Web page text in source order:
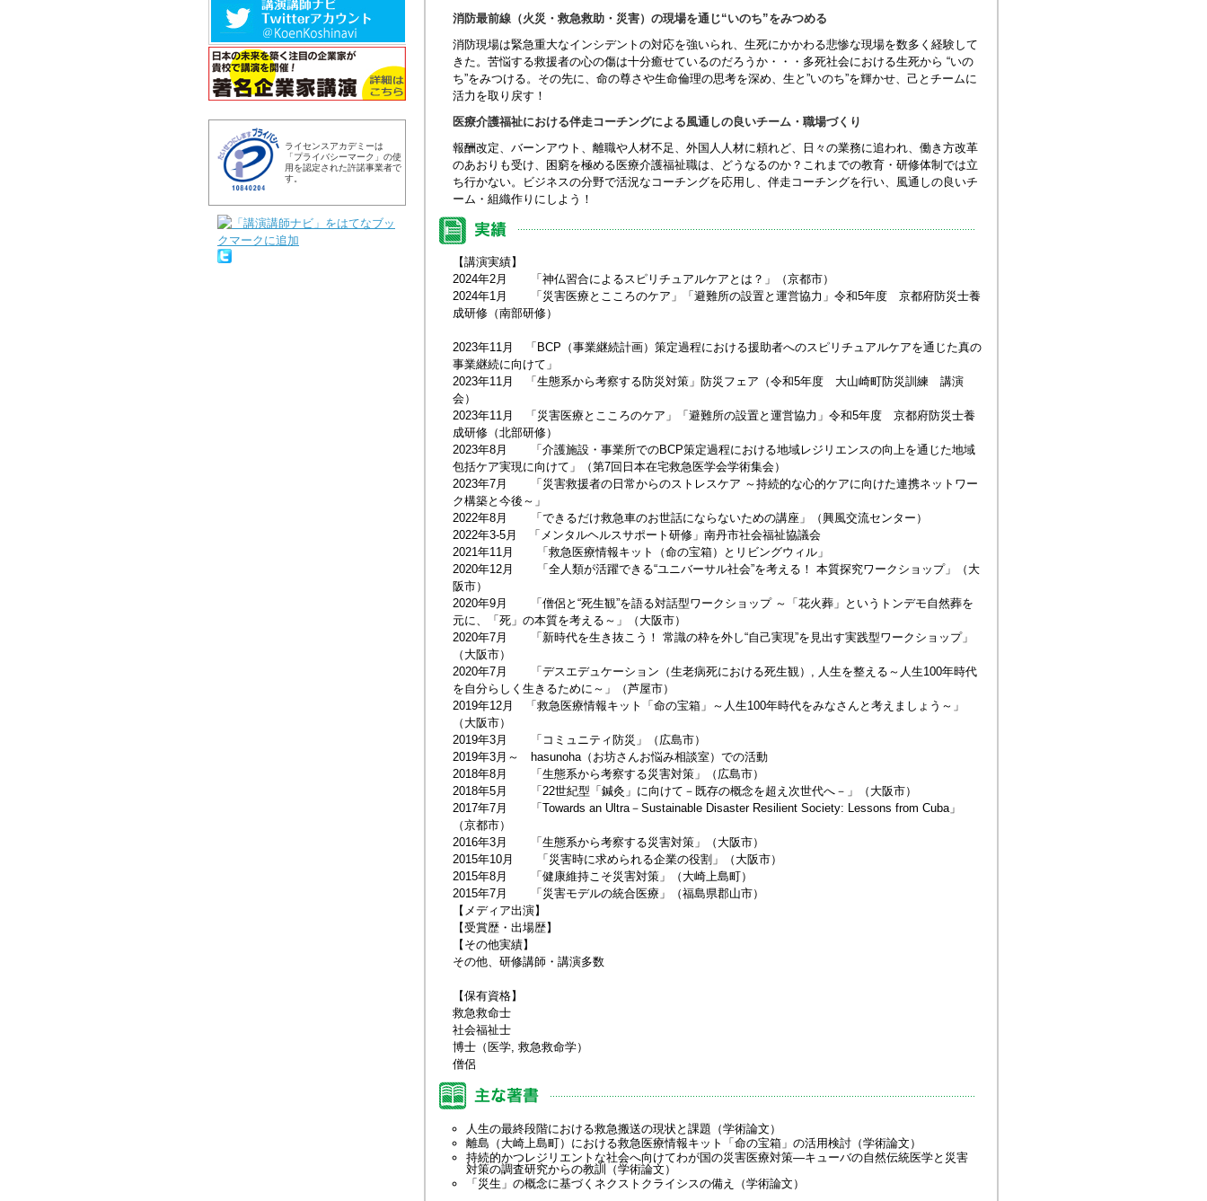
ライセンスアカデミーは
「プライバシーマーク」の使
用を認定された許諾事業者で
す。
消防最前線（火災・救急救助・災害）の現場を通じ“いのち”をみつめる
消防現場は緊急重大なインシデントの対応を強いられ、生死にかかわる悲惨な現場を数多く経験して
きた。苦悩する救援者の心の傷は十分癒せているのだろうか・・・多死社会における生死から “いの
ち”をみつける。その先に、命の尊さや生命倫理の思考を深め、生と”いのち”を輝かせ、己とチームに
活力を取り戻す！
医療介護福祉における伴走コーチングによる風通しの良いチーム・職場づくり
報酬改定、バーンアウト、離職や人材不足、外国人人材に頼れど、日々の業務に追われ、働き方改革
のあおりも受け、困窮を極める医療介護福祉職は、どうなるのか？これまでの教育・研修体制では立
ち行かない。ビジネスの分野で活況なコーチングを応用し、伴走コーチングを行い、風通しの良いチ
ーム・組織作りにしよう！
【講演実績】
2024年2月 「神仏習合によるスピリチュアルケアとは？」（京都市）
2024年1月 「災害医療とこころのケア」「避難所の設置と運営協力」令和5年度 京都府防災士養
成研修（南部研修）
2023年11月 「BCP（事業継続計画）策定過程における援助者へのスピリチュアルケアを通じた真の
事業継続に向けて」
2023年11月 「生態系から考察する防災対策」防災フェア（令和5年度 大山崎町防災訓練 講演
会）
2023年11月 「災害医療とこころのケア」「避難所の設置と運営協力」令和5年度 京都府防災士養
成研修（北部研修）
2023年8月 「介護施設・事業所でのBCP策定過程における地域レジリエンスの向上を通じた地域
包括ケア実現に向けて」（第7回日本在宅救急医学会学術集会）
2023年7月 「災害救援者の日常からのストレスケア ～持続的な心的ケアに向けた連携ネットワー
ク構築と今後～」
2022年8月 「できるだけ救急車のお世話にならないための講座」（興風交流センター）
2022年3-5月 「メンタルヘルスサポート研修」南丹市社会福祉協議会
2021年11月 「救急医療情報キット（命の宝箱）とリビングウィル」
2020年12月 「全人類が活躍できる“ユニバーサル社会”を考える！ 本質探究ワークショップ」（大
阪市）
2020年9月 「僧侶と“死生観”を語る対話型ワークショップ ～「花火葬」というトンデモ自然葬を
元に、「死」の本質を考える～」（大阪市）
2020年7月 「新時代を生き抜こう！ 常識の枠を外し“自己実現”を見出す実践型ワークショップ」
（大阪市）
2020年7月 「デスエデュケーション（生老病死における死生観）, 人生を整える～人生100年時代
を自分らしく生きるために～」（芦屋市）
2019年12月 「救急医療情報キット「命の宝箱」～人生100年時代をみなさんと考えましょう～」
（大阪市）
2019年3月 「コミュニティ防災」（広島市）
2019年3月～ hasunoha（お坊さんお悩み相談室）での活動
2018年8月 「生態系から考察する災害対策」（広島市）
2018年5月 「22世紀型「鍼灸」に向けて－既存の概念を超え次世代へ－」（大阪市）
2017年7月 「Towards an Ultra－Sustainable Disaster Resilient Society: Lessons from Cuba」
（京都市）
2016年3月 「生態系から考察する災害対策」（大阪市）
2015年10月 「災害時に求められる企業の役割」（大阪市）
2015年8月 「健康維持こそ災害対策」（大崎上島町）
2015年7月 「災害モデルの統合医療」（福島県郡山市）
【メディア出演】
【受賞歴・出場歴】
【その他実績】
その他、研修講師・講演多数
【保有資格】
救急救命士
社会福祉士
博士（医学, 救急救命学）
僧侶
人生の最終段階における救急搬送の現状と課題（学術論文）
離島（大崎上島町）における救急医療情報キット「命の宝箱」の活用検討（学術論文）
持続的かつレジリエントな社会へ向けてわが国の災害医療対策―キューバの自然伝統医学と災害
対策の調査研究からの教訓（学術論文）
「災生」の概念に基づくネクストクライシスの備え（学術論文）